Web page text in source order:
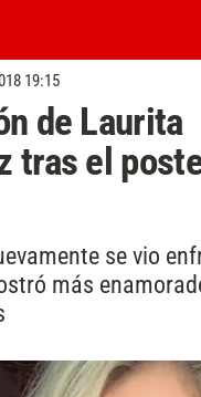
19:15
de Laurita
tras el
se vio
más